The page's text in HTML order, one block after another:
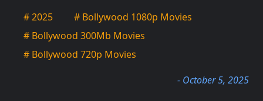
# 2025
# Bollywood 1080p Movies
# Bollywood 300Mb Movies
# Bollywood 720p Movies
- October 5, 2025